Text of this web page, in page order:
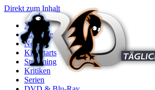
Direkt zum Inhalt
X
Startseite
News
Kinostarts
Streaming
Kritiken
Serien